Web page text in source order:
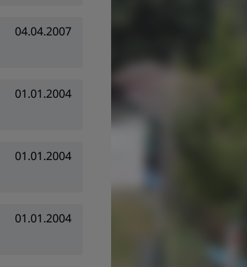
04.04.2007
01.01.2004
01.01.2004
01.01.2004